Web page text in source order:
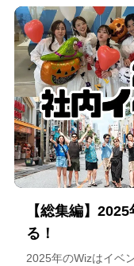
海道が描く今後のビ
【総集編】
る！
2025年のWizはイベ